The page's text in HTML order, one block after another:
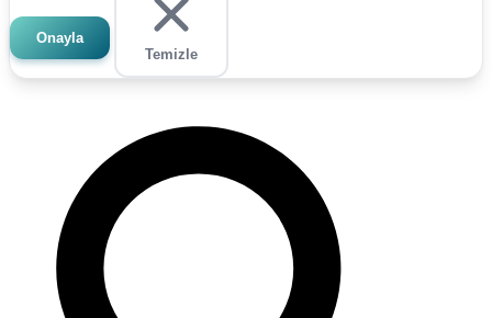
Onayla
Temizle